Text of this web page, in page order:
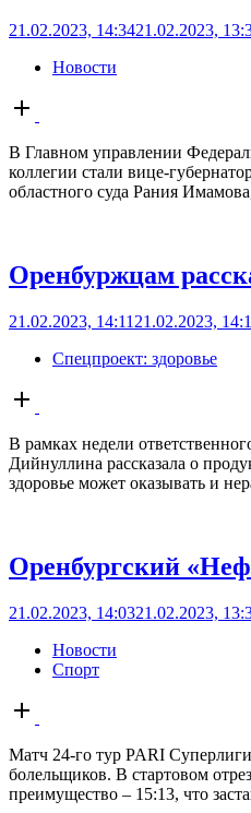
21.02.2023, 14:3421.02.2023,
Новости
Open
post
В Главном управлении
коллегии стали вице-
областного суда Рания
Оренбуржцам
21.02.2023, 14:11 21.02.2023,
Спецпроект: здоровье
Open
post
В рамках недели
Дийнуллина рассказала о
здоровье может оказывать и
Оренбургский
21.02.2023, 14:0321.02.2023,
Новости
Спорт
Open
post
Матч 24-го тур PARI
болельщиков. В стартовом
преимущество – 15:13, что